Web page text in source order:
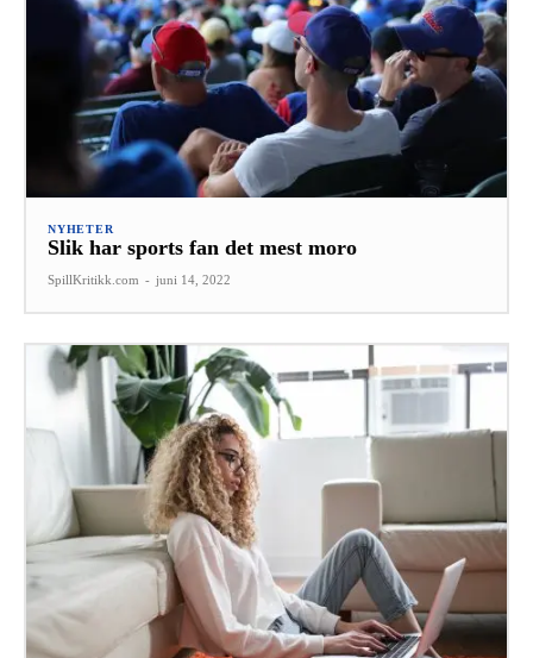
NYHETER
Slik har sports fan det mest moro
SpillKritikk.com - juni 14, 2022